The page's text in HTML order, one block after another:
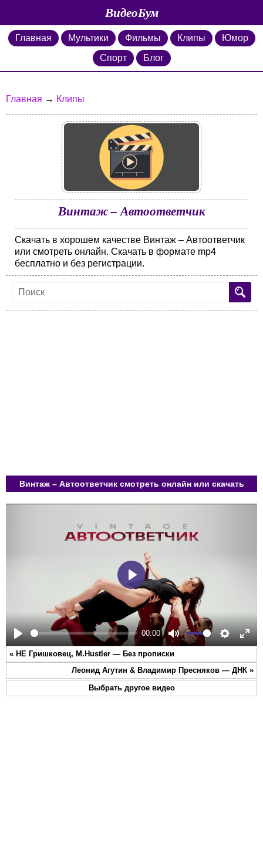
ВидеоБум
Главная Мультики Фильмы Клипы
Юмор
Спорт
Блог
Главная → Клипы
Винтаж – Автоответчик
Скачать в хорошем качестве Винтаж – Автоответчик
или смотреть онлайн. Скачать в формате mp4
бесплатно и без регистрации.
Винтаж – Автоответчик смотреть онлайн или скачать
Play
00:00
Mute Settings
Play
« НЕ Гришковец, M.Hustler — Без прописки
Леонид Агутин & Владимир Пресняков — ДНК »
Выбрать другое видео